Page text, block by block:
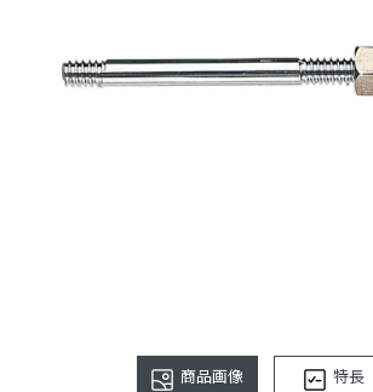
商品画像 特長